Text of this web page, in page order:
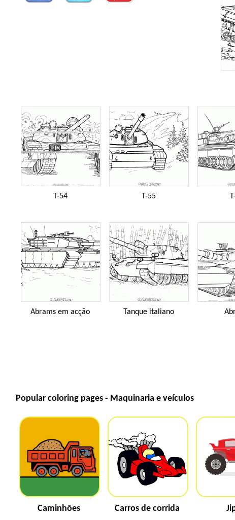
T-54 T-55
Abrams em acção Tanque italiano
Popular coloring pages - Maquinaria e veículos
Caminhões Carros de corrida